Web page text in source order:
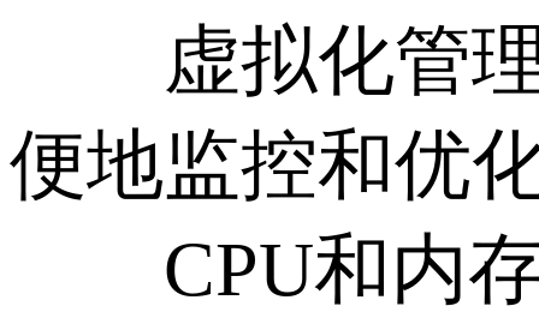
虚拟化管理
便地监控和优
CPU和内存